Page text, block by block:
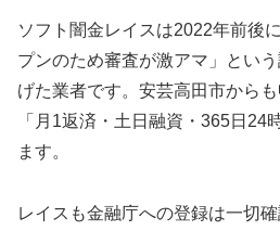
ソフト闇金レイスは2022年前後
プンのため審査が激アマ」とい
げた業者です。安芸高田市からも
「月1返済・土日融資・365日24
ます。
レイスも金融庁への登録は一切